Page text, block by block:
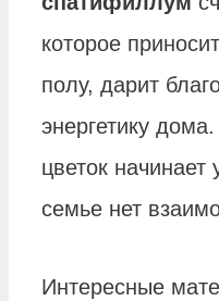
которое
полу, дарит
энергетику
цветок начинает
семье нет
Интересные